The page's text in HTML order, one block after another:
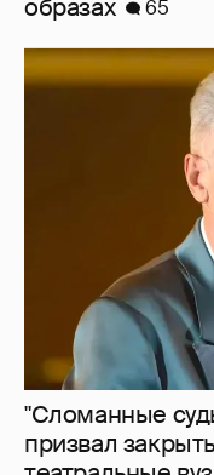
"Сломанные
призвал
театральные